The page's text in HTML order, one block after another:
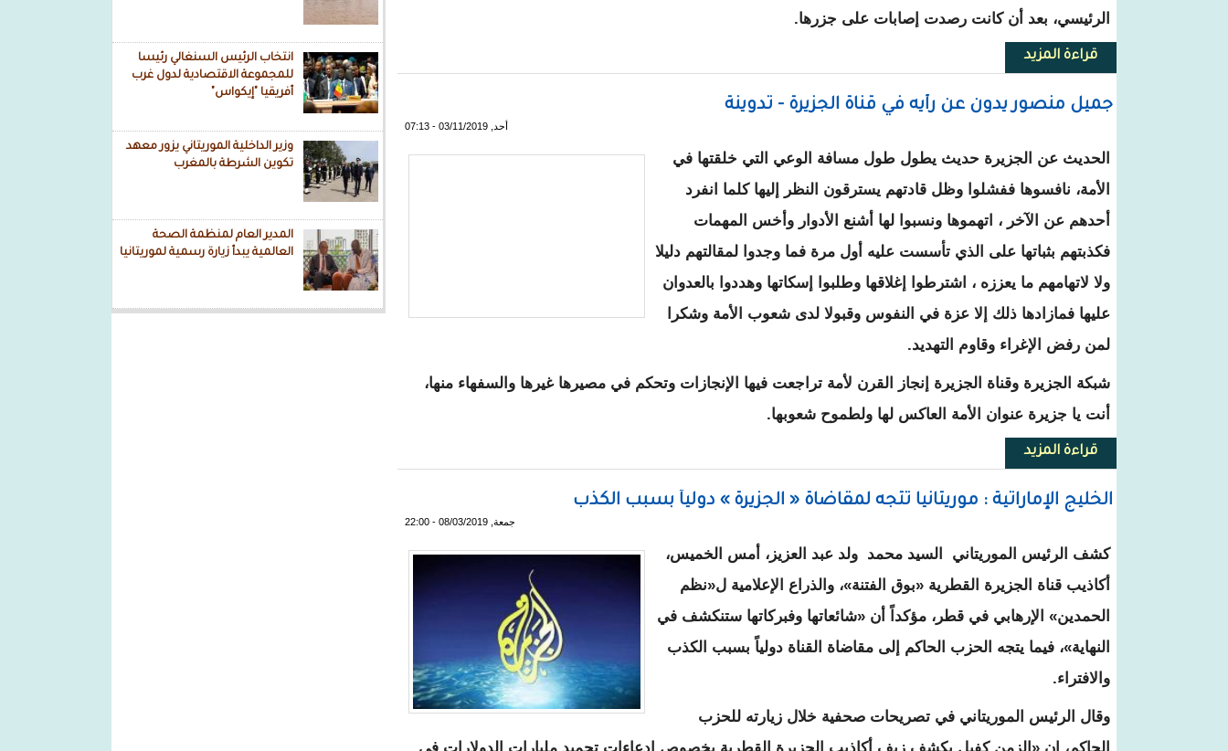
انتخاب الرئيس السنغالي رئيسا
للمجموعة الاقتصادية لدول غرب
أفريقيا "إيكواس"
وزير الداخلية الموريتاني يزور معهد
تكوين الشرطة بالمغرب
المدير العام لمنظمة الصحة
العالمية يبدأ زيارة رسمية لموريتانيا
الرئيسي، بعد أن كانت رصدت إصابات على جزرها.
قراءة المزيدحول دول جديدة على خريطة كورونا وإجراءات مشددة لمواجهته بالعالم العربي
جميل منصور يدون عن رأيه في قناة الجزيرة - تدوينة
أحد, 03/11/2019 - 07:13
الحديث عن الجزيرة حديث يطول طول مسافة الوعي التي خلقتها في
الأمة، نافسوها ففشلوا وظل قادتهم يسترقون النظر إليها كلما انفرد
أحدهم عن الآخر ، اتهموها ونسبوا لها أشنع الأدوار وأخس المهمات
فكذبتهم بثباتها على الذي تأسست عليه أول مرة فما وجدوا لمقالتهم دليلا
ولا لاتهامهم ما يعززه ، اشترطوا إغلاقها وطلبوا إسكاتها وهددوا بالعدوان
عليها فمازادها ذلك إلا عزة في النفوس وقبولا لدى شعوب الأمة وشكرا
لمن رفض الإغراء وقاوم التهديد.
شبكة الجزيرة وقناة الجزيرة إنجاز القرن لأمة تراجعت فيها الإنجازات وتحكم في مصيرها غيرها والسفهاء منها،
أنت يا جزيرة عنوان الأمة العاكس لها ولطموح شعوبها.
قراءة المزيدحول جميل منصور يدون عن رأيه في قناة الجزيرة - تدوينة
الخليج الإماراتية : موريتانيا تتجه لمقاضاة « الجزيرة » دولياً بسبب الكذب
جمعة, 08/03/2019 - 22:00
كشف الرئيس الموريتاني السيد محمد ولد عبد العزيز، أمس الخميس،
أكاذيب قناة الجزيرة القطرية «بوق الفتنة»، والذراع الإعلامية ل«نظم
الحمدين» الإرهابي في قطر، مؤكداً أن «شائعاتها وفبركاتها ستنكشف في
النهاية»، فيما يتجه الحزب الحاكم إلى مقاضاة القناة دولياً بسبب الكذب
والافتراء.
وقال الرئيس الموريتاني في تصريحات صحفية خلال زيارته للحزب